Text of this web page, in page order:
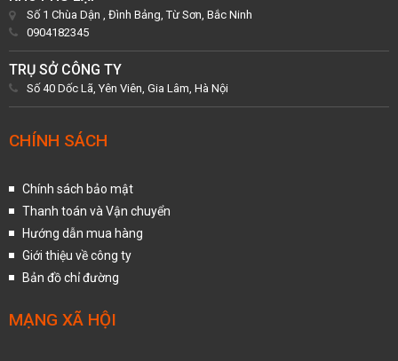
Số 1 Chùa Dận , Đình Bảng, Từ Sơn, Bắc Ninh
0904182345
TRỤ SỞ CÔNG TY
Số 40 Dốc Lã, Yên Viên, Gia Lâm, Hà Nội
CHÍNH SÁCH
Chính sách bảo mật
Thanh toán và Vận chuyển
Hướng dẫn mua hàng
Giới thiệu về công ty
Bản đồ chỉ đường
MẠNG XÃ HỘI